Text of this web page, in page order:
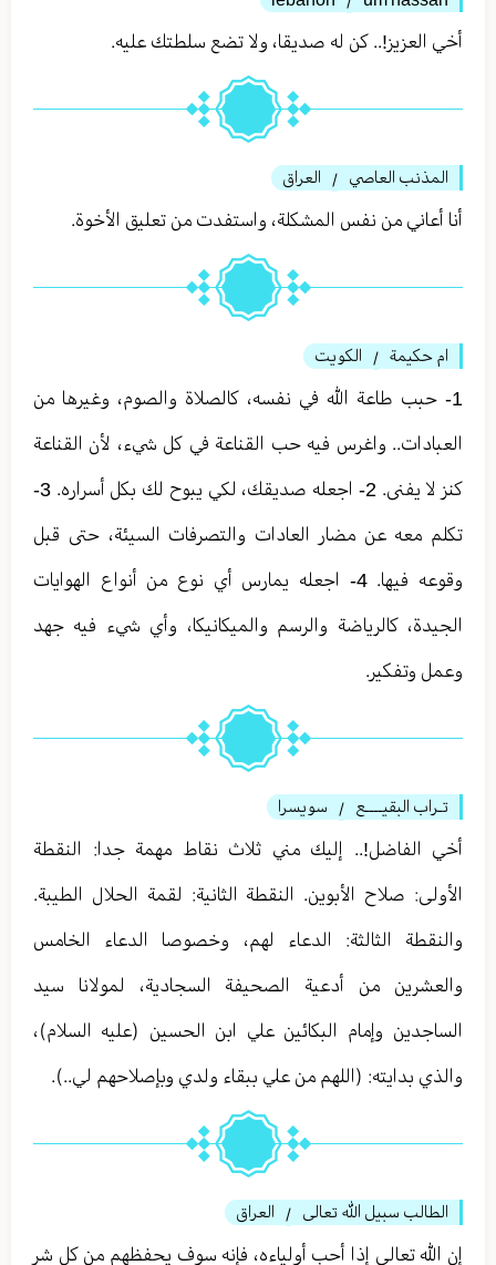
أخي العزيز!.. كن له صديقا، ولا تضع سلطتك عليه.
المذنب العاصي / العراق
أنا أعاني من نفس المشكلة، واستفدت من تعليق الأخوة.
ام حكيمة / الكويت
1- حبب طاعة الله في نفسه، كالصلاة والصوم، وغيرها من
العبادات.. واغرس فيه حب القناعة في كل شيء، لأن القناعة
كنز لا يفنى. 2- اجعله صديقك، لكي يبوح لك بكل أسراره. 3-
تكلم معه عن مضار العادات والتصرفات السيئة، حتى قبل
وقوعه فيها. 4- اجعله يمارس أي نوع من أنواع الهوايات
الجيدة، كالرياضة والرسم والميكانيكا، وأي شيء فيه جهد
وعمل وتفكير.
تـراب البقيــــع / سويسرا
أخي الفاضل!.. إليك مني ثلاث نقاط مهمة جدا: النقطة
الأولى: صلاح الأبوين. النقطة الثانية: لقمة الحلال الطيبة.
والنقطة الثالثة: الدعاء لهم، وخصوصا الدعاء الخامس
والعشرين من أدعية الصحيفة السجادية، لمولانا سيد
الساجدين وإمام البكائين علي ابن الحسين (عليه السلام)،
والذي بدايته: (اللهم من علي ببقاء ولدي وبإصلاحهم لي..).
الطالب سبيل الله تعالى / العراق
إن الله تعالى إذا أحب أولياءه، فإنه سوف يحفظهم من كل شر